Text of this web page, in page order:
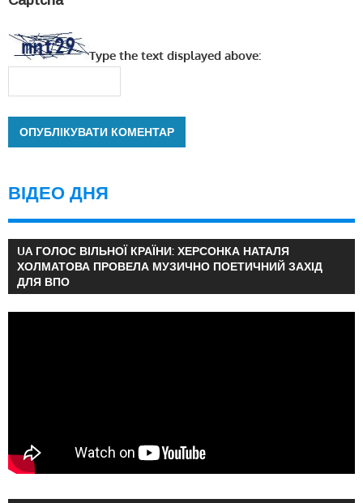
Type the text displayed above:
ВІДЕО ДНЯ
UA ГОЛОС ВІЛЬНОЇ КРАЇНИ: ХЕРСОНКА НАТАЛЯ
ХОЛМАТОВА ПРОВЕЛА МУЗИЧНО ПОЕТИЧНИЙ ЗАХІД
ДЛЯ ВПО